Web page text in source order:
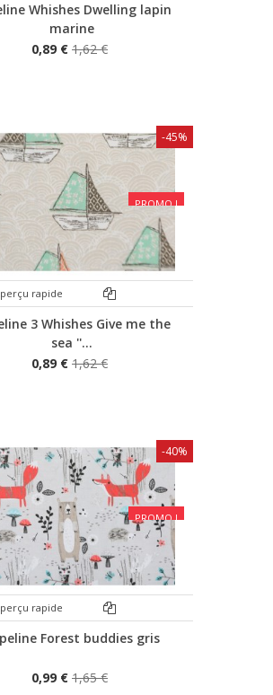
Whishes Dwelling lapin
marine
0,89 € 1,62 €
PROMO !
rapide
3 Whishes Give me the
sea ''...
0,89 € 1,62 €
-45%
PROMO !
rapide
Forest buddies gris
0,99 € 1,65 €
-40%